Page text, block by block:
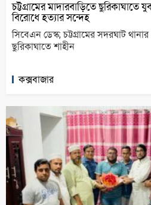
চট্টগ্রামের মাদারবাড়িতে
বিরোধে হত্যার সন্দেহ
সিবেএন ডেস্ক; চট্টগ্রামের সদরঘাট
ছুরিকাঘাতে শাহীন
কক্সবাজার